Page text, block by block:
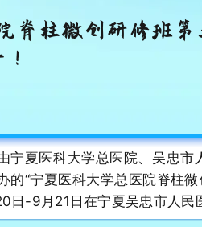
脊柱微创研修班第
宁夏医科大学总医院、吴忠市
的“宁夏医科大学总医院脊柱
-9月21日在宁夏吴忠市人民